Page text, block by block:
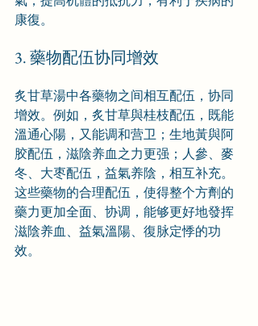
康復。
3. 藥物配伍协同增效
炙甘草湯中各藥物之间相互配伍，协同
增效。例如，炙甘草與桂枝配伍，既能
溫通心陽，又能调和营卫；生地黃與阿
胶配伍，滋陰养血之力更强；人參、麥
冬、大枣配伍，益氣养陰，相互补充。
这些藥物的合理配伍，使得整个方劑的
藥力更加全面、协调，能够更好地發挥
滋陰养血、益氣溫陽、復脉定悸的功
效。